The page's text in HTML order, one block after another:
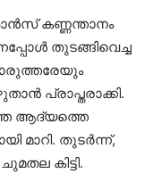
കണ്ണന്താനം
തുടങ്ങിവെച്ച
പ്രാപ്തരാക്കി.
ആദ്യത്തെ
മാറി. തുടര്‍ന്ന്,
കിട്ടി.